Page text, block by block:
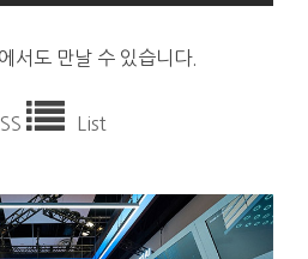
서도 만날 수 있습니다.
List